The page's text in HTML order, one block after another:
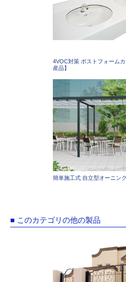
4VOC対策 ポストフォーム
産品】
簡単施工式 自立型オーニン
■ このカテゴリの他の製品